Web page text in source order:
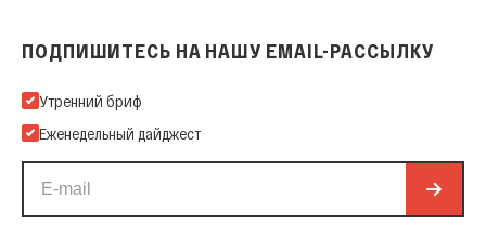
ПОДПИШИТЕСЬ НА НАШУ EMAIL-РАССЫЛКУ
Подпишитесь на нашу Email-рассылку
Утренний бриф
Еженедельный дайджест